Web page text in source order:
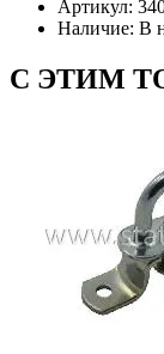
Артикул:
Наличие: В
С ЭТИМ